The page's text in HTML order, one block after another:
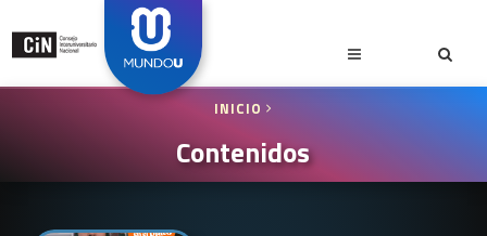
INICIO
Contenidos